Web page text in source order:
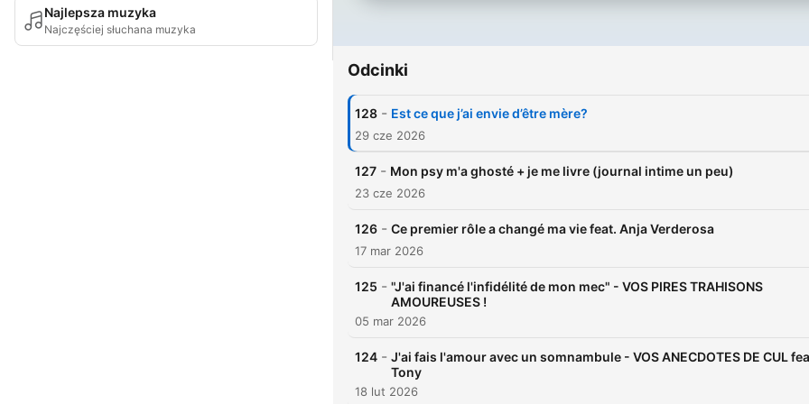
Najlepsza muzyka
Najczęściej słuchana muzyka
Odcinki
128 - Est ce que j’ai envie d’être mère?
29 cze 2026
127 - Mon psy m'a ghosté + je me livre (journal intime un peu)
23 cze 2026
126 - Ce premier rôle a changé ma vie feat. Anja Verderosa
17 mar 2026
125 - "J'ai financé l'infidélité de mon mec" - VOS PIRES TRAHISONS
AMOUREUSES !
05 mar 2026
124 - J'ai fais l'amour avec un somnambule - VOS ANECDOTES DE CUL
Tony
18 lut 2026